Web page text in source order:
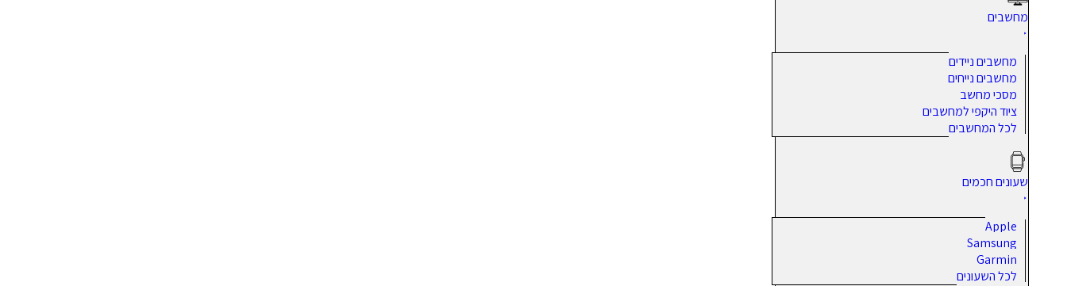
מחשבים
מחשבים ניידים
מחשבים נייחים
מסכי מחשב
ציוד היקפי למחשבים
לכל המחשבים
שעונים חכמים
Apple
Samsung
Garmin
לכל השעונים